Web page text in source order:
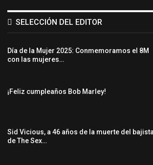
SELECCIÓN DEL EDITOR
Día de la Mujer 2025: Conmemoramos el 8M
con las mujeres…
¡Feliz cumpleaños Bob Marley!
Sid Vicious, a 46 años de la muerte del
de The Sex…